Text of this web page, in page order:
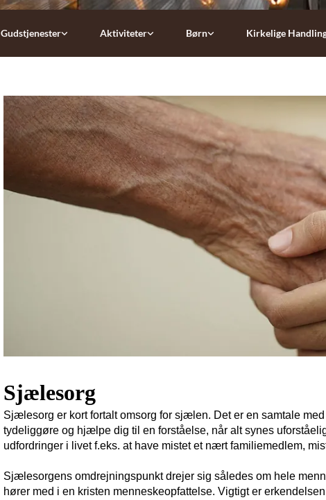
Gudstjenester Aktiviteter Børn Kirkelige
Sjælesorg
Sjælesorg er kort fortalt omsorg for sjælen. Det er en samtale
tydeliggøre og hjælpe dig til en forståelse, når alt synes
udfordringer i livet f.eks. at have mistet et nært familiemedlem,
Sjælesorgens omdrejningspunkt drejer sig således om hele
hører med i en kristen menneskeopfattelse. Vigtigt er